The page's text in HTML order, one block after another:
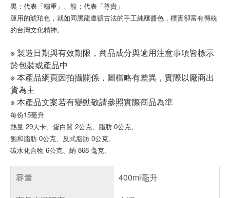
黑：代表「穩重」、龍：代表「尊貴」
運用的琥珀色，就如同黑龍遵循古法的手工純釀醬色，樸實卻富有傳統
的台灣文化精神。
※ 製造日期與有效期限，商品成分與適用注意事項皆標示
於包裝或產品中
※ 本產品網頁因拍攝關係，圖檔略有差異，實際以廠商出
貨為主
※ 本產品文案若有變動敬請參照實際商品為準
每份15毫升
熱量 29大卡
蛋白質 2公克 脂肪 0公克
飽和脂肪 0公克
反式脂肪 0公克
碳水化合物 6公克
納 868 毫克
容量
400ml毫升